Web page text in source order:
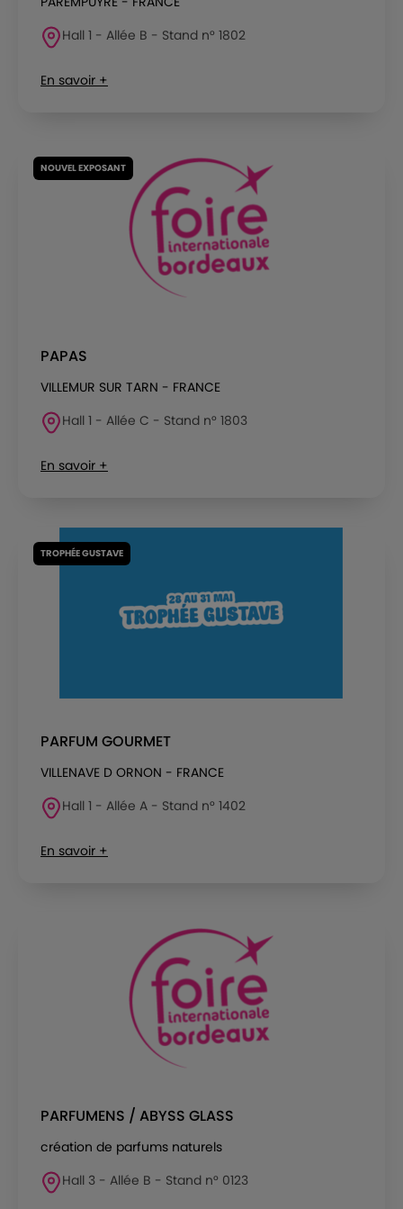
Hall 1 - Allée B - Stand n° 1802
En savoir +
NOUVEL EXPOSANT
PAPAS
VILLEMUR SUR TARN - FRANCE
Hall 1 - Allée C - Stand n° 1803
En savoir +
TROPHÉE GUSTAVE
PARFUM GOURMET
VILLENAVE D ORNON - FRANCE
Hall 1 - Allée A - Stand n° 1402
En savoir +
PARFUMENS / ABYSS GLASS
création de parfums naturels
Hall 3 - Allée B - Stand n° 0123